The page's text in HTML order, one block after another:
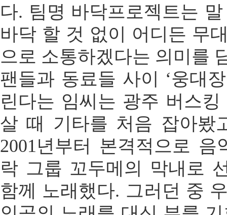
다. 팀명 바닥프로젝트는
바닥 할 것 없이 어디든 무
으로 소통하겠다는 의미를
팬들과 동료들 사이 ‘웅대
린다는 임씨는 광주 버스
살 때 기타를 처음 잡아봤
2001년부터 본격적으로
락 그룹 꼬두메의 막내로
함께 노래했다. 그러던 중